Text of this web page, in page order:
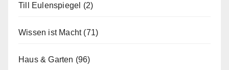
Till Eulenspiegel (2)
Wissen ist Macht(71)
Haus & Garten (96)